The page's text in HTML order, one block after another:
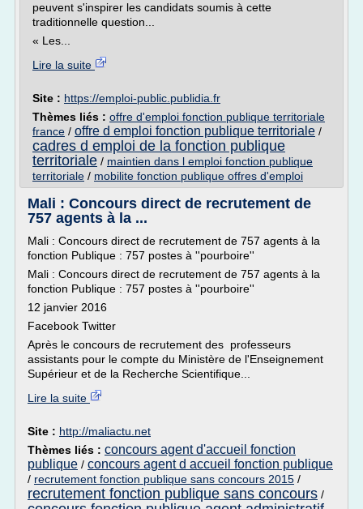
peuvent s'inspirer les candidats soumis à cette
traditionnelle question...
« Les...
Lire la suite
Site : https://emploi-public.publidia.fr
Thèmes liés : offre d'emploi fonction publique territoriale
france / offre d emploi fonction publique territoriale /
cadres d emploi de la fonction publique
territoriale / maintien dans l emploi fonction publique
territoriale / mobilite fonction publique offres d'emploi
Mali : Concours direct de recrutement de
757 agents à la ...
Mali : Concours direct de recrutement de 757 agents à la
fonction Publique : 757 postes à ''pourboire''
Mali : Concours direct de recrutement de 757 agents à la
fonction Publique : 757 postes à ''pourboire''
12 janvier 2016
Facebook Twitter
Après le concours de recrutement des professeurs
assistants pour le compte du Ministère de l'Enseignement
Supérieur et de la Recherche Scientifique...
Lire la suite
Site : http://maliactu.net
Thèmes liés : concours agent d'accueil fonction
publique / concours agent d accueil fonction publique
/ recrutement fonction publique sans concours 2015 /
recrutement fonction publique sans concours /